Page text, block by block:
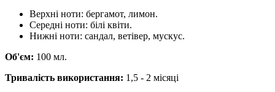
Верхні ноти: бергамот, лимон.
Середні ноти: білі квіти.
Нижні ноти: сандал, ветівер, мускус.
Об'єм: 100 мл.
Тривалість використання: 1,5 - 2 місяці